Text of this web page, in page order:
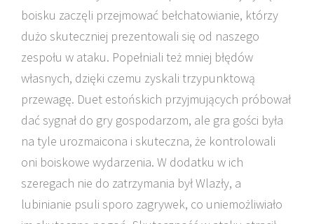
boisku zaczęli przejmować bełchatowianie, którzy
dużo skuteczniej prezentowali się od naszego
zespołu w ataku. Popełniali też mniej błędów
własnych, dzięki czemu zyskali trzypunktową
przewagę. Duet estońskich przyjmujących próbował
dać sygnał do gry gospodarzom, ale gra gości była
na tyle urozmaicona i skuteczna, że kontrolowali
oni boiskowe wydarzenia. W dodatku w ich
szeregach nie do zatrzymania był Wlazły, a
lubinianie psuli sporo zagrywek, co uniemożliwiało